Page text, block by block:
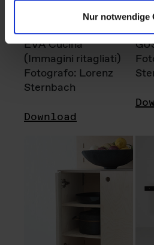
Nur notwendige
EVA Cucina
(Immagini ritagliati)
Fotografo: Lorenz
Sternbach
Download